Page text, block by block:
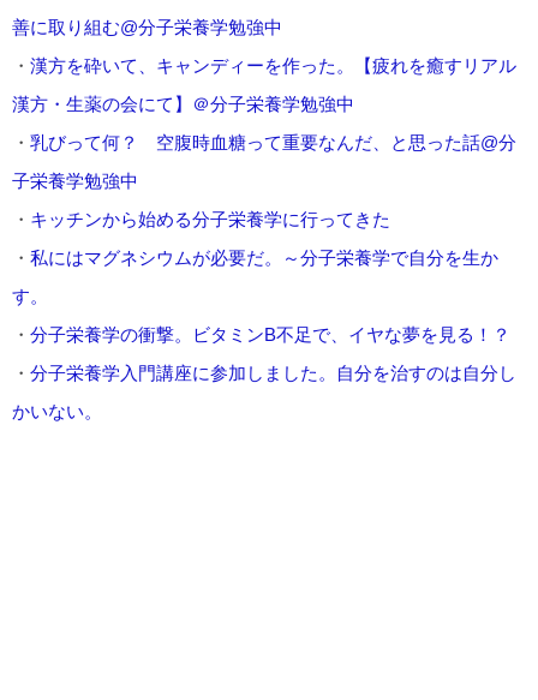
善に取り組む@分子栄養学勉強中
・ 漢方を砕いて、キャンディーを作った。【疲れを癒すリアル
漢方・生薬の会にて】＠分子栄養学勉強中
・ 乳びって何？ 空腹時血糖って重要なんだ、と思った話@分
子栄養学勉強中
・ キッチンから始める分子栄養学に行ってきた
・ 私にはマグネシウムが必要だ。～分子栄養学で自分を生か
す。
・ 分子栄養学の衝撃。ビタミンB不足で、イヤな夢を見る！？
・ 分子栄養学入門講座に参加しました。自分を治すのは自分し
かいない。